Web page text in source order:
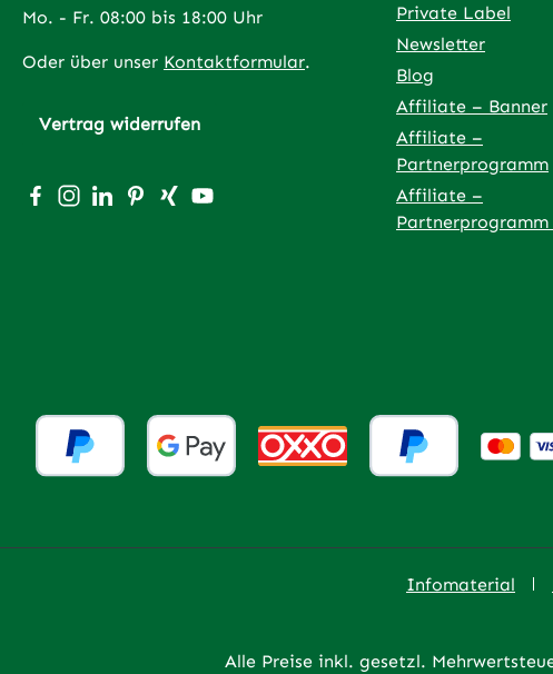
Mo. - Fr. 08:00 bis 18:00 Uhr
Oder über unser Kontaktformular.
Vertrag widerrufen
Besuche uns auf Facebook – öffnet in neuem Tab (externer
Schau auf Instagram vorbei – öffnet in neuem Tab
Vernetze dich mit uns auf LinkedIn – öffnet in neuem
Lass dich auf Pinterest inspirieren – öffnet in
Vernetze dich mit uns auf Xing – öffnet in
Sieh dir unsere Videos auf YouTube an –
Private Label
Newsletter
Blog
Affiliate – Banner
Affiliate –
Partnerprogramm
Affiliate –
Partnerprogramm
Infomaterial
Alle Preise inkl. gesetzl.